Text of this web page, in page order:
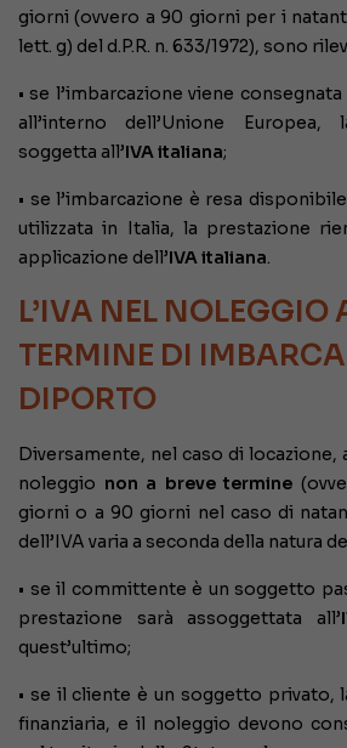
giorni (ovvero a 90 giorni per i
lett. g) del d.P.R. n. 633/1972), sono
• se l’imbarcazione viene
all’interno dell’Unione
soggetta all’IVA italiana;
• se l’imbarcazione è resa
utilizzata in Italia, la prestazione
applicazione dell’IVA italiana.
L’IVA NEL NOLEGGIO
TERMINE DI
DIPORTO
Diversamente, nel caso di locazione,
noleggio non a breve termine
giorni o a 90 giorni nel caso di
dell’IVA varia a seconda della natura
• se il committente è un soggetto
prestazione sarà assoggettata all’
quest’ultimo;
• se il cliente è un soggetto privato,
finanziaria, e il noleggio devono